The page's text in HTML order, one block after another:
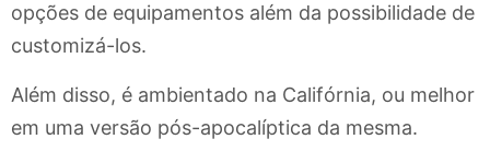
opções de equipamentos além da possibilidade de
customizá-los.
Além disso, é ambientado na Califórnia, ou melhor
em uma versão pós-apocalíptica da mesma.